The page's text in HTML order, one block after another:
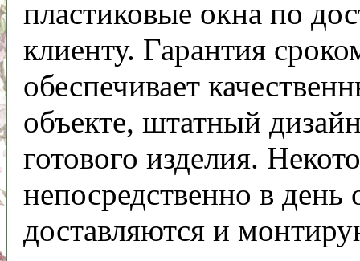
пластиковые окна по
клиенту. Гарантия
обеспечивает
объекте, штатный
готового изделия.
непосредственно в
доставляются и